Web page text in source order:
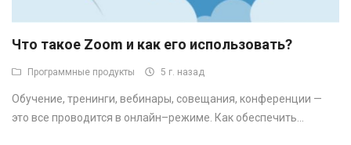
Что такое Zoom и как его использовать?
Программные продукты 5 г. назад
Обучение, тренинги, вебинары, совещания, конференции —
это все проводится в онлайн–режиме. Как обеспечить...